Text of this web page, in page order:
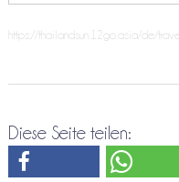
https://thailandsun.12go.asia/de/
Diese Seite teilen: